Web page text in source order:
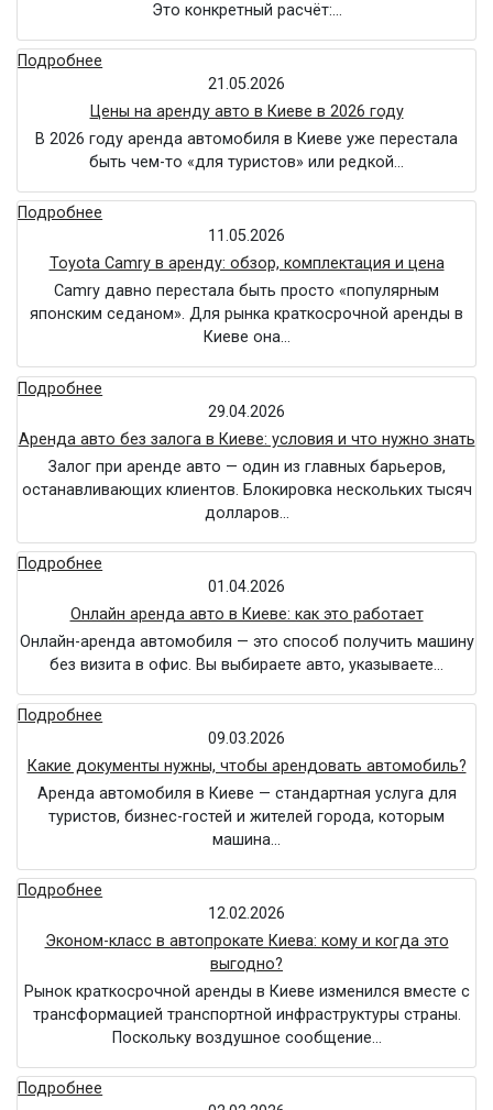
Это конкретный расчёт:…
Подробнее
21.05.2026
Цены на аренду авто в Киеве в 2026 году
В 2026 году аренда автомобиля в Киеве уже перестала
быть чем-то «для туристов» или редкой…
Подробнее
11.05.2026
Toyota Camry в аренду: обзор, комплектация и цена
Camry давно перестала быть просто «популярным
японским седаном». Для рынка краткосрочной аренды в
Киеве она…
Подробнее
29.04.2026
Аренда авто без залога в Киеве: условия и что нужно знать
Залог при аренде авто — один из главных барьеров,
останавливающих клиентов. Блокировка нескольких тысяч
долларов…
Подробнее
01.04.2026
Онлайн аренда авто в Киеве: как это работает
Онлайн-аренда автомобиля — это способ получить машину
без визита в офис. Вы выбираете авто, указываете…
Подробнее
09.03.2026
Какие документы нужны, чтобы арендовать автомобиль?
Аренда автомобиля в Киеве — стандартная услуга для
туристов, бизнес-гостей и жителей города, которым
машина…
Подробнее
12.02.2026
Эконом-класс в автопрокате Киева: кому и когда это
выгодно?
Рынок краткосрочной аренды в Киеве изменился вместе с
трансформацией транспортной инфраструктуры страны.
Поскольку воздушное сообщение…
Подробнее